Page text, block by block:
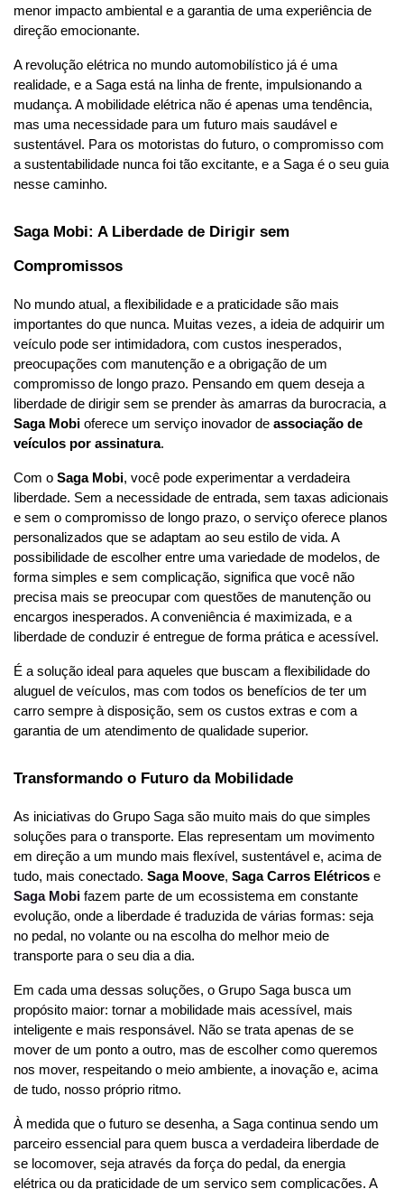
menor impacto ambiental e a garantia de uma experiência de
direção emocionante.
A revolução elétrica no mundo automobilístico já é uma
realidade, e a Saga está na linha de frente, impulsionando a
mudança. A mobilidade elétrica não é apenas uma tendência,
mas uma necessidade para um futuro mais saudável e
sustentável. Para os motoristas do futuro, o compromisso com
a sustentabilidade nunca foi tão excitante, e a Saga é o seu guia
nesse caminho.
Saga Mobi: A Liberdade de Dirigir sem
Compromissos
No mundo atual, a flexibilidade e a praticidade são mais
importantes do que nunca. Muitas vezes, a ideia de adquirir um
veículo pode ser intimidadora, com custos inesperados,
preocupações com manutenção e a obrigação de um
compromisso de longo prazo. Pensando em quem deseja a
Saga Mobi oferece um serviço inovador de associação de
veículos por assinatura.
Com o Saga Mobi, você pode experimentar a verdadeira
liberdade. Sem a necessidade de entrada, sem taxas adicionais
e sem o compromisso de longo prazo, o serviço oferece planos
personalizados que se adaptam ao seu estilo de vida. A
possibilidade de escolher entre uma variedade de modelos, de
forma simples e sem complicação, significa que você não
precisa mais se preocupar com questões de manutenção ou
encargos inesperados. A conveniência é maximizada, e a
liberdade de conduzir é entregue de forma prática e acessível.
É a solução ideal para aqueles que buscam a flexibilidade do
aluguel de veículos, mas com todos os benefícios de ter um
carro sempre à disposição, sem os custos extras e com a
garantia de um atendimento de qualidade superior.
Transformando o Futuro da Mobilidade
As iniciativas do Grupo Saga são muito mais do que simples
soluções para o transporte. Elas representam um movimento
em direção a um mundo mais flexível, sustentável e, acima de
tudo, mais conectado. Saga Moove, Saga Carros Elétricos
Saga Mobi fazem parte de um ecossistema em constante
evolução, onde a liberdade é traduzida de várias formas: seja
no pedal, no volante ou na escolha do melhor meio de
transporte para o seu dia a dia.
Em cada uma dessas soluções, o Grupo Saga busca um
propósito maior: tornar a mobilidade mais acessível, mais
inteligente e mais responsável. Não se trata apenas de se
mover de um ponto a outro, mas de escolher como queremos
nos mover, respeitando o meio ambiente, a inovação e, acima
de tudo, nosso próprio ritmo.
À medida que o futuro se desenha, a Saga continua sendo um
parceiro essencial para quem busca a verdadeira liberdade de
se locomover, seja através da força do pedal, da energia
elétrica ou da praticidade de um serviço sem complicações. A